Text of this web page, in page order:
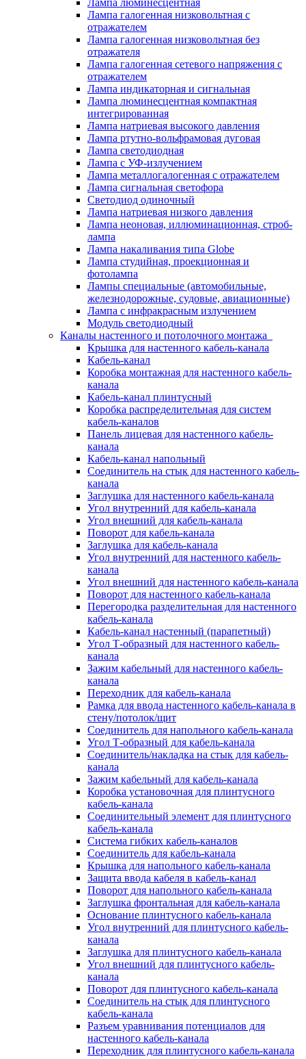
Лампа люминесцентная
Лампа галогенная низковольтная с
отражателем
Лампа галогенная низковольтная без
отражателя
Лампа галогенная сетевого напряжения с
отражателем
Лампа индикаторная и сигнальная
Лампа люминесцентная компактная
интегрированная
Лампа натриевая высокого давления
Лампа ртутно-вольфрамовая дуговая
Лампа светодиодная
Лампа с УФ-излучением
Лампа металлогалогенная с отражателем
Лампа сигнальная светофора
Светодиод одиночный
Лампа натриевая низкого давления
Лампа неоновая, иллюминационная, строб-
лампа
Лампа накаливания типа Globe
Лампа студийная, проекционная и
фотолампа
Лампы специальные (автомобильные,
железнодорожные, судовые, авиационные)
Лампа с инфракрасным излучением
Модуль светодиодный
Каналы настенного и потолочного монтажа
Крышка для настенного кабель-канала
Кабель-канал
Коробка монтажная для настенного кабель-
канала
Кабель-канал плинтусный
Коробка распределительная для систем
кабель-каналов
Панель лицевая для настенного кабель-
канала
Кабель-канал напольный
Соединитель на стык для настенного кабель-
канала
Заглушка для настенного кабель-канала
Угол внутренний для кабель-канала
Угол внешний для кабель-канала
Поворот для кабель-канала
Заглушка для кабель-канала
Угол внутренний для настенного кабель-
канала
Угол внешний для настенного кабель-канала
Поворот для настенного кабель-канала
Перегородка разделительная для настенного
кабель-канала
Кабель-канал настенный (парапетный)
Угол Т-образный для настенного кабель-
канала
Зажим кабельный для настенного кабель-
канала
Переходник для кабель-канала
Рамка для ввода настенного кабель-канала в
стену/потолок/щит
Соединитель для напольного кабель-канала
Угол Т-образный для кабель-канала
Соединитель/накладка на стык для кабель-
канала
Зажим кабельный для кабель-канала
Коробка установочная для плинтусного
кабель-канала
Соединительный элемент для плинтусного
кабель-канала
Система гибких кабель-каналов
Соединитель для кабель-канала
Крышка для напольного кабель-канала
Защита ввода кабеля в кабель-канал
Поворот для напольного кабель-канала
Заглушка фронтальная для кабель-канала
Основание плинтусного кабель-канала
Угол внутренний для плинтусного кабель-
канала
Заглушка для плинтусного кабель-канала
Угол внешний для плинтусного кабель-
канала
Поворот для плинтусного кабель-канала
Соединитель на стык для плинтусного
кабель-канала
Разъем уравнивания потенциалов для
настенного кабель-канала
Переходник для плинтусного кабель-канала